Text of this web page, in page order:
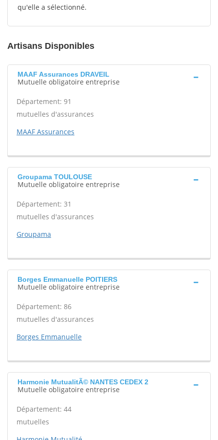
qu'elle a sélectionné.
Artisans Disponibles
MAAF Assurances DRAVEIL
Mutuelle obligatoire entreprise
Département: 91
mutuelles d'assurances
MAAF Assurances
Groupama TOULOUSE
Mutuelle obligatoire entreprise
Département: 31
mutuelles d'assurances
Groupama
Borges Emmanuelle POITIERS
Mutuelle obligatoire entreprise
Département: 86
mutuelles d'assurances
Borges Emmanuelle
Harmonie MutualitÃ© NANTES CEDEX 2
Mutuelle obligatoire entreprise
Département: 44
mutuelles